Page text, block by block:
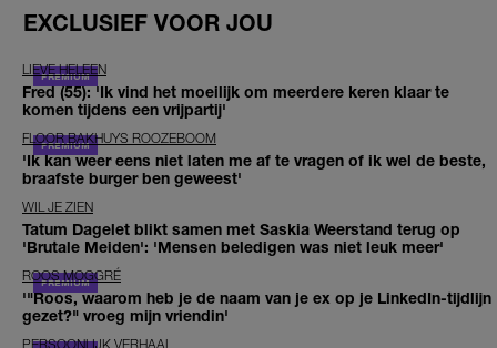
EXCLUSIEF VOOR JOU
LIEVE HELEEN
Fred (55): 'Ik vind het moeilijk om meerdere keren klaar te
komen tijdens een vrijpartij'
FLOOR BAKHUYS ROOZEBOOM
'Ik kan weer eens niet laten me af te vragen of ik wel de beste,
braafste burger ben geweest'
WIL JE ZIEN
Tatum Dagelet blikt samen met Saskia Weerstand terug op
'Brutale Meiden': 'Mensen beledigen was niet leuk meer'
ROOS MOGGRÉ
'"Roos, waarom heb je de naam van je ex op je LinkedIn-tijdlijn
gezet?" vroeg mijn vriendin'
PERSOONLIJK VERHAAL